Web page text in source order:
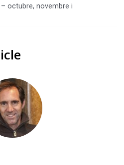
octubre, novembre i